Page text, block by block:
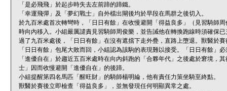
「是必飛飛」於起步時失去左前蹄的蹄鐵。
「幸運飛彈」及「夢幻戰士」自外檔出閘後均於早段在馬群之後切入。
於九百米處首次轉彎時，「日日有餘」在收慢避開「得益良多」（見習騎師
時向內移入。小組嚴厲譴責見習騎師周俊樂，並告誡他在轉換跑線時須確保
過了九百米處後，「日日有餘」在沒有遮擋下走外疊，直路上墮退。獸醫於
「日日有餘」包尾大敗而回，小組認為該駒的表現難以接受。「日日有餘」
「進優自在」於趨近五百米處時在向內斜跑的「合夥年代」之後處於窘境，
士」因而收慢避開「進優自在」的後蹄。
小組提醒第四名馬匹「醒旺財」的騎師楊明綸，他有責任力策坐騎至終點。
獸醫於賽後立即檢查「得益良多」，並無發現任何明顯異常之處。